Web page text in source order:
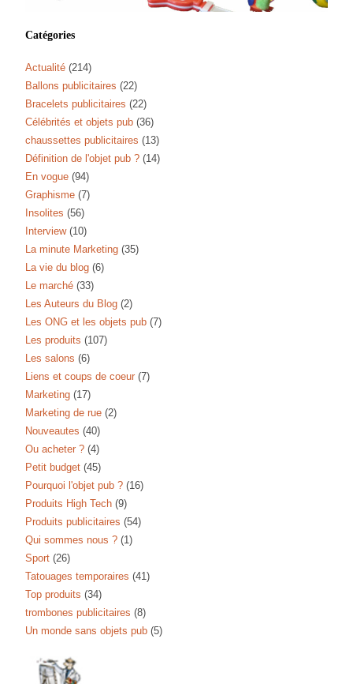
Catégories
Actualité (214)
Ballons publicitaires (22)
Bracelets publicitaires (22)
Célébrités et objets pub (36)
chaussettes publicitaires (13)
Définition de l'objet pub ? (14)
En vogue (94)
Graphisme (7)
Insolites (56)
Interview (10)
La minute Marketing (35)
La vie du blog (6)
Le marché (33)
Les Auteurs du Blog (2)
Les ONG et les objets pub (7)
Les produits (107)
Les salons (6)
Liens et coups de coeur (7)
Marketing (17)
Marketing de rue (2)
Nouveautes (40)
Ou acheter ? (4)
Petit budget (45)
Pourquoi l'objet pub ? (16)
Produits High Tech (9)
Produits publicitaires (54)
Qui sommes nous ? (1)
Sport (26)
Tatouages temporaires (41)
Top produits (34)
trombones publicitaires (8)
Un monde sans objets pub (5)